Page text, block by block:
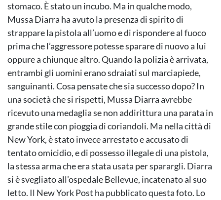
stomaco. È stato un incubo. Ma in qualche modo,
Mussa Diarra ha avuto la presenza di spirito di
strappare la pistola all’uomo e di rispondere al fuoco
prima che l’aggressore potesse sparare di nuovo a lui
oppure a chiunque altro. Quando la polizia è arrivata,
entrambi gli uomini erano sdraiati sul marciapiede,
sanguinanti. Cosa pensate che sia successo dopo? In
una società che si rispetti, Mussa Diarra avrebbe
ricevuto una medaglia se non addirittura una parata in
grande stile con pioggia di coriandoli. Ma nella città di
New York, è stato invece arrestato e accusato di
tentato omicidio, e di possesso illegale di una pistola,
la stessa arma che era stata usata per sparargli. Diarra
si è svegliato all’ospedale Bellevue, incatenato al suo
letto. Il New York Post ha pubblicato questa foto. Lo